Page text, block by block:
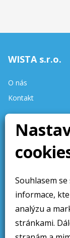
Souhlasem
informace,
analýzu a
stránkami. Dále souhlasíte s předáním údajů třetím
WISTA s.r.o.
O nás
Kontakt
Stav skladu
aktualizován
Stránky
Obchodní
Obchodní
Ochrana osobních